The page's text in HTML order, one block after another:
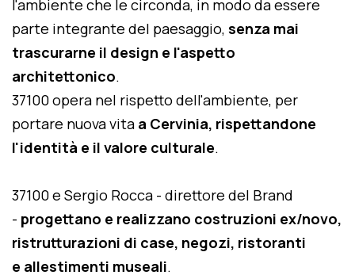
l'ambiente che le circonda, in modo da essere
parte integrante del paesaggio, senza mai
trascurarne il design e l'aspetto
architettonico.
37100 opera nel rispetto dell'ambiente, per
portare nuova vita a Cervinia, rispettandone
l'identità e il valore culturale.
37100 e Sergio Rocca - direttore del Brand
- progettano e realizzano costruzioni ex/novo,
ristrutturazioni di case, negozi, ristoranti
e allestimenti museali.